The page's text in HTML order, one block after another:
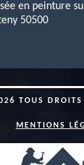
en peinture
50500
TOUS DROITS
MENTIONS